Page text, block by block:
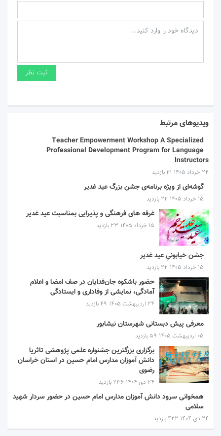
ویدیوهای مرتبط
Teacher Empowerment Workshop A Specialized
Professional Development Program for Language
Instructors
۲۴ خرداد ۱۴۰۵ 21 بازدید
گوشه‌ای از ویژه برنامه‌ی جشن بزرگ عید غدیر
۱۵ خرداد ۱۴۰۵ 22 بازدید
غرفه های فرهنگی و پذیرایی بمناسبت عید غدیر
۱۵ خرداد ۱۴۰۵ 23 بازدید
جشن خیابونیِ عید غدیر
۱۵ خرداد ۱۴۰۵ 22 بازدید
حضور باشکوه جان‌فدایان در صف امضا و اعلام
آمادگی، نمایشی از وفاداری و ایستادگی
۲۴ اردیبهشت ۱۴۰۵ 49 بازدید
معرفی پیش دبستانی شهرستان نیشابور
۰۵ اردیبهشت ۱۴۰۵ 59 بازدید
برگزاری بزرگترین جشنواره علمی پژوهشی تاثریا
دانش آموزان مدارس امام حسین در استان خراسان
رضوی
۲۴ دی ۱۴۰۴ 236 بازدید
همخوانی سرود دانش آموزان مدارس امام حسین در حضور سردار شهید
سلامی
۲۴ دی ۱۴۰۴ 422 بازدید